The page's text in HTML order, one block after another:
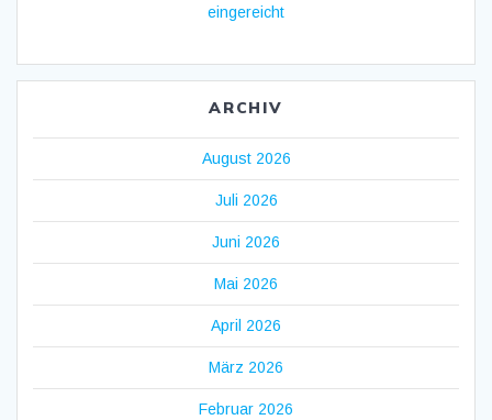
eingereicht
ARCHIV
August 2026
Juli 2026
Juni 2026
Mai 2026
April 2026
März 2026
Februar 2026